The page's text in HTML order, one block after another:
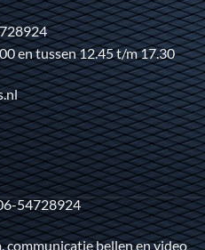
en tussen 12.45 t/m 17.30
54728924
communicatie bellen en video